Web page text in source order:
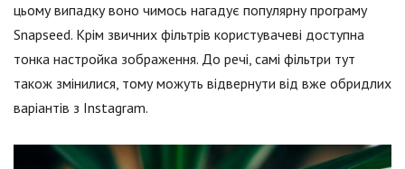
цьому випадку воно чимось нагадує популярну програму
Snapseed. Крім звичних фільтрів користувачеві доступна
тонка настройка зображення. До речі, самі фільтри тут
також змінилися, тому можуть відвернути від вже обридлих
варіантів з Instagram.